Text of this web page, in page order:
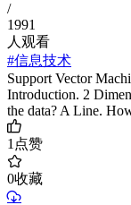
/
1991
人观看
#信息技术
Support Vector
Introduction. 2
the data? A Line.
1点赞
0收藏